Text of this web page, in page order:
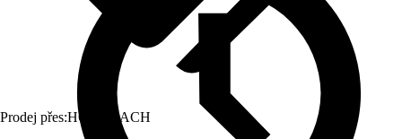
Prodej přes:HORNBACH